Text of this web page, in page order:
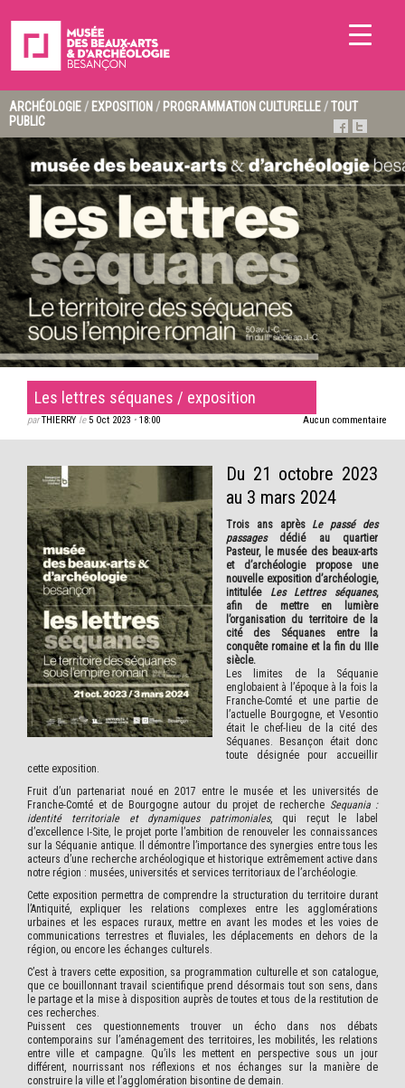
ARCHÉOLOGIE / EXPOSITION / PROGRAMMATION CULTURELLE /TOUT
PUBLIC
Les lettres séquanes / exposition
parTHIERRY le 5 Oct 2023 • 18:00 Aucun commentaire
Du 21 octobre 2023
au 3 mars 2024
Trois ans après Le passé des
passagesdédié au quartier
Pasteur, le musée des beaux-arts
et d’archéologie propose une
nouvelle exposition d’archéologie,
intitulée Les Lettres séquanes,
afin de mettre en lumière
l’organisation du territoire de la
cité des Séquanes entre la
conquête romaine et la fin du IIIe
siècle.
Les limites de la Séquanie
englobaient à l’époque à la fois la
Franche-Comté et une partie de
l’actuelle Bourgogne, et Vesontio
était le chef-lieu de la cité des
Séquanes. Besançon était donc
toute désignée pour accueillir
cette exposition.
Fruit d’un partenariat noué en 2017 entre le musée et les universités de
Franche-Comté et de Bourgogne autour du projet de recherche Sequania :
identité territoriale et dynamiques patrimoniales, qui reçut le label
d’excellence I-Site, le projet porte l’ambition de renouveler les connaissances
sur la Séquanie antique. Il démontre l’importance des synergies entre tous les
acteurs d’une recherche archéologique et historique extrêmement active dans
notre région : musées, universités et services territoriaux de l’archéologie.
Cette exposition permettra de comprendre la structuration du territoire durant
l’Antiquité, expliquer les relations complexes entre les agglomérations
urbaines et les espaces ruraux, mettre en avant les modes et les voies de
communications terrestres et fluviales, les déplacements en dehors de la
région, ou encore les échanges culturels.
C’est à travers cette exposition, sa programmation culturelle et son catalogue,
que ce bouillonnant travail scientifique prend désormais tout son sens, dans
le partage et la mise à disposition auprès de toutes et tous de la restitution de
ces recherches.
Puissent ces questionnements trouver un écho dans nos débats
contemporains sur l’aménagement des territoires, les mobilités, les relations
entre ville et campagne. Qu’ils les mettent en perspective sous un jour
différent, nourrissant nos réflexions et nos échanges sur la manière de
construire la ville et l’agglomération bisontine de demain.